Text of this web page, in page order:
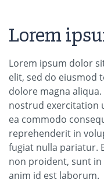
Lorem
Lorem ipsum dolor
elit, sed do eiusmod
dolore magna
nostrud exercitation
ea commodo
reprehenderit in
fugiat nulla pariatur.
non proident, sunt
anim id est laborum.